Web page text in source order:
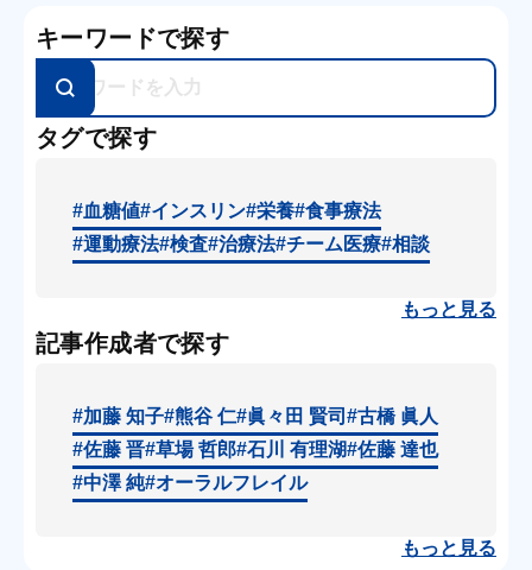
キーワードで探す
タグで探す
#血糖値#インスリン#栄養#食事療法
#運動療法#検査#治療法#チーム医療#相談
もっと見る
記事作成者で探す
#加藤 知子#熊谷 仁#眞々田 賢司 #古橋 眞人
#佐藤 晋#草場 哲郎#石川 有理湖#佐藤 達也
#中澤 純#オーラルフレイル
もっと見る